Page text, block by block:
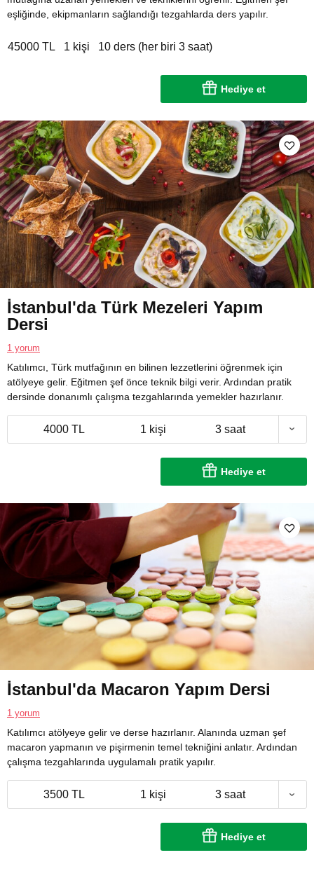
eşliğinde, ekipmanların sağlandığı tezgahlarda ders yapılır.
45000 TL 1 kişi 10 ders (her biri 3 saat)
Hediye et
İstanbul'da Türk Mezeleri Yapım
Dersi
1 yorum
Katılımcı, Türk mutfağının en bilinen lezzetlerini öğrenmek için
atölyeye gelir. Eğitmen şef önce teknik bilgi verir. Ardından pratik
dersinde donanımlı çalışma tezgahlarında yemekler hazırlanır.
4000 TL 1 kişi 3 saat
Hediye et
İstanbul'da Macaron Yapım Dersi
1 yorum
Katılımcı atölyeye gelir ve derse hazırlanır. Alanında uzman şef
macaron yapmanın ve pişirmenin temel tekniğini anlatır. Ardından
çalışma tezgahlarında uygulamalı pratik yapılır.
3500 TL 1 kişi 3 saat
Hediye et